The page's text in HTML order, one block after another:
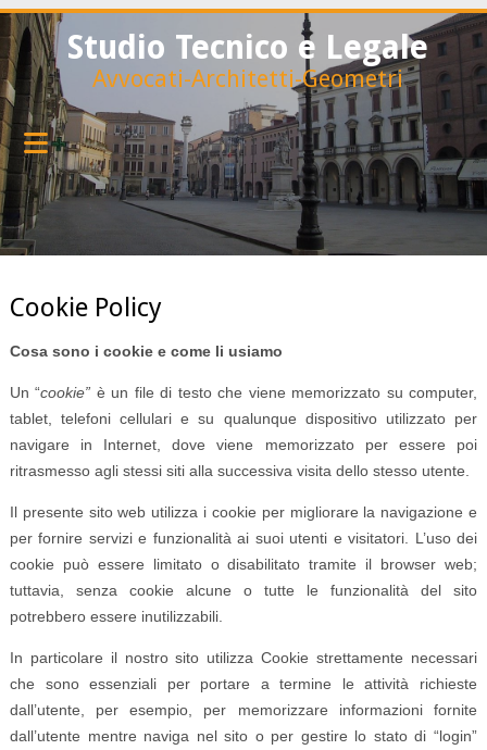
Studio Tecnico e Legale
Avvocati-Architetti-Geometri
Cookie Policy
Cosa sono i cookie e come li usiamo
Un “cookie” è un file di testo che viene memorizzato su computer,
tablet, telefoni cellulari e su qualunque dispositivo utilizzato per
navigare in Internet, dove viene memorizzato per essere poi
ritrasmesso agli stessi siti alla successiva visita dello stesso utente.
Il presente sito web utilizza i cookie per migliorare la navigazione e
per fornire servizi e funzionalità ai suoi utenti e visitatori. L’uso dei
cookie può essere limitato o disabilitato tramite il browser web;
tuttavia, senza cookie alcune o tutte le funzionalità del sito
potrebbero essere inutilizzabili.
In particolare il nostro sito utilizza Cookie strettamente necessari
che sono essenziali per portare a termine le attività richieste
dall’utente, per esempio, per memorizzare informazioni fornite
dall’utente mentre naviga nel sito o per gestire lo stato di “login”